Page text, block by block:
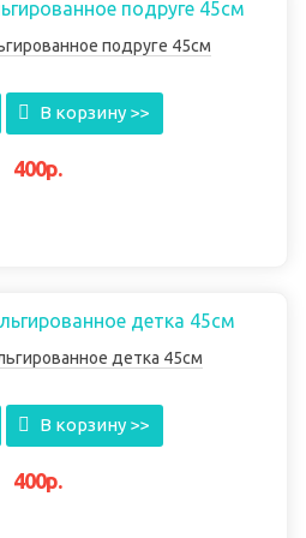
подруге 45см
В корзину >>
400р.
детка 45см
В корзину >>
400р.